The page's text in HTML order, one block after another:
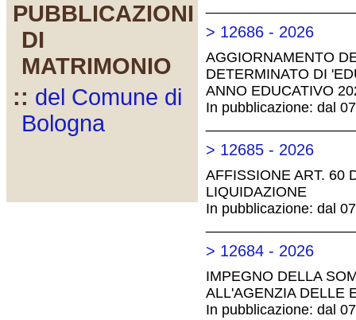
PUBBLICAZIONI
DI
MATRIMONIO
:: del Comune di
Bologna
> 12686 - 2026
AGGIORNAMENTO
DETERMINATO DI
ANNO EDUCATIVO
In pubblicazione: dal
> 12685 - 2026
AFFISSIONE ART. 60
LIQUIDAZIONE
In pubblicazione: dal
> 12684 - 2026
IMPEGNO DELLA
ALL'AGENZIA DELLE
In pubblicazione: dal